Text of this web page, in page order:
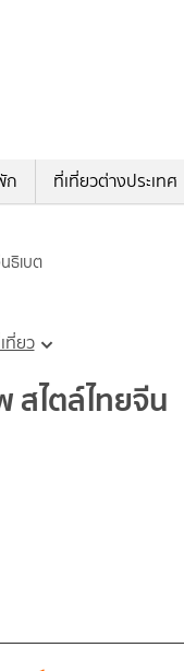
ก ที่เที่ยวต่างประเทศ
ธิเบต
ที่ยว
สไตล์ไทยจีน